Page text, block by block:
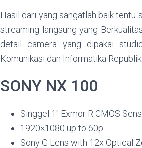
Hasil dari yang sangatlah baik tentu
streaming langsung yang
detail camera yang dipakai
Komunikasi dan Informatika
SONY NX 100
Singgel 1″ Exmor R CMOS
1920×1080 up to 60p.
Sony G Lens with 12x Optical